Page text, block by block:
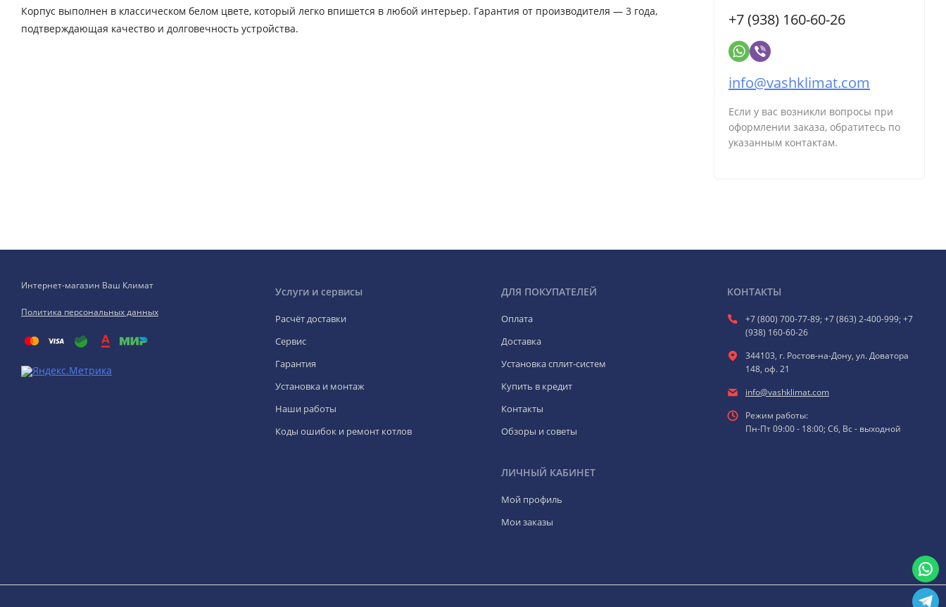
Корпус выполнен в классическом белом цвете, который легко впишется в любой интерьер. Гарантия от производителя — 3 года,
подтверждающая качество и долговечность устройства.
+7 (938) 160-60-26
info@vashklimat.com
Если у вас возникли вопросы при
оформлении заказа, обратитесь по
указанным контактам.
Интернет-магазин Ваш Климат
Политика персональных данных
Услуги и сервисы
Расчёт доставки
Сервис
Гарантия
Установка и монтаж
Наши работы
Коды ошибок и ремонт котлов
ДЛЯ ПОКУПАТЕЛЕЙ
Оплата
Доставка
Установка сплит-систем
Купить в кредит
Контакты
Обзоры и советы
ЛИЧНЫЙ КАБИНЕТ
Мой профиль
Мои заказы
КОНТАКТЫ
+7 (800) 700-77-89; +7 (863) 2-400-999; +7
(938) 160-60-26
344103, г. Ростов-на-Дону, ул. Доватора
148, оф. 21
info@vashklimat.com
Режим работы:
Пн-Пт 09:00 - 18:00; Сб, Вс - выходной